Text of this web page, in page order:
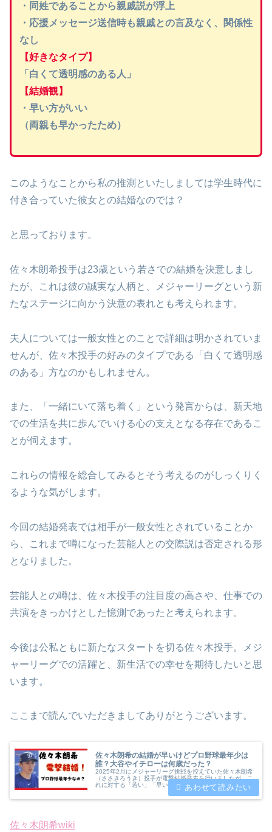
・同姓であることから親戚説が浮上
・応援メッセージ送信時も親戚との言及なく、関係性
なし
【好きなタイプ】
「白くて透明感のある人」
【結婚観】
・早い方がいい
（両親も早かったため）
このようなことから私の推測といたしましては学生時代に
付き合っていた彼女との結婚なのでは？
と思っております。
佐々木朗希投手は23歳という若さでの結婚を決意しまし
たが、これは彼の誠実な人柄と、メジャーリーグという新
たなステージに向かう決意の表れとも考えられます。
夫人については一般女性とのことで詳細は明かされていま
せんが、佐々木投手の好みのタイプである「白くて透明感
のある」方なのかもしれません。
また、「一緒にいて落ち着く」という発言からは、新天地
での生活を共に歩んでいける心の支えとなる存在であるこ
とが伺えます。
これらの情報を総合してみるとそう考えるのがしっくりく
るような気がします。
今回の結婚発表では相手が一般女性とされていることか
ら、これまで噂になった芸能人との交際説は否定される形
となりました。
芸能人との噂は、佐々木投手の注目度の高さや、仕事での
共演をきっかけとした憶測であったと考えられます。
今後は公私ともに新たなスタートを切る佐々木投手。メジ
ャーリーグでの活躍と、新生活での幸せを期待したいと思
います。
ここまで読んでいただきましてありがとうございます。
佐々木朗希の結婚が早いけどプロ野球最年少は
誰？大谷やイチローは何歳だった？
2025年2月にメジャーリーグ挑戦を控えていた佐々木朗希
（ささきろうき）投手が電撃結婚発表を行いましたが、こ
れに対する「若い」「早い」という声に対してプロ野球で
最年少で結婚した人やスター選手たちの結婚年齢が何歳だ
ったのかについてまとめてみました。
佐々木朗希wiki